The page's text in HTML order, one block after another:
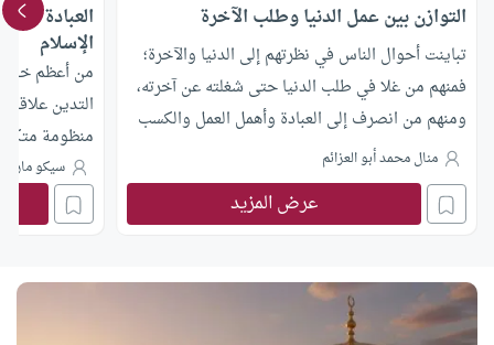
التوازن بين عمل الدنيا وطلب الآخرة
تباينت أحوال الناس في نظرتهم إلى الدنيا والآخرة؛
فمنهم من غلا في طلب الدنيا حتى شغلته عن آخرته،
ومنهم من انصرف إلى العبادة وأهمل العمل والكسب
حتى أصبح لا يملك قوت عامه. والحقيقة أن هدي
الإسلام لا يدعو إلى هذا ولا إلى ذاك، وإنما يقيم حياة
المسلم على التوازن، بحيث يكون هدفه الأول طلب
منال محمد أبو العزائم
عرض المزيد
العبادة
الإسلام
من أعظم
التدين
منظومة
السلوك،
الذي أمر
الذي أكد على
سيكو